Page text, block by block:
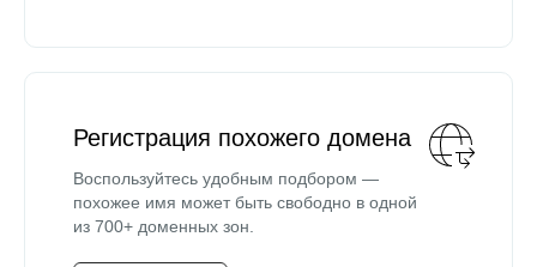
Регистрация похожего домена
Воспользуйтесь удобным подбором —
похожее имя может быть свободно в одной
из 700+ доменных зон.